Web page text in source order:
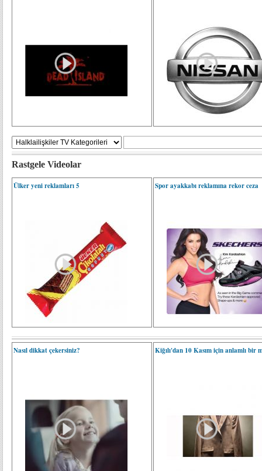
Rastgele Videolar
Ülker yeni reklamları 5 Spor ayakkabı reklamına rekor ceza
Nasıl dikkat çekersiniz? Kiğılı'dan 10 Kasım için anlamlı bir